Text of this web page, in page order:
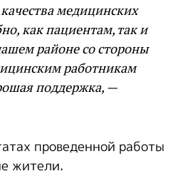
медицинских
как пациентам, так и
районе со стороны
работникам
поддержка, —
проведенной работы
жители.